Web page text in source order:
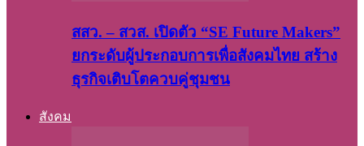
สสว. – สวส. เปิดตัว “SE Future Makers”
ยกระดับผู้ประกอบการเพื่อสังคมไทย สร้าง
ธุรกิจเติบโตควบคู่ชุมชน
สังคม